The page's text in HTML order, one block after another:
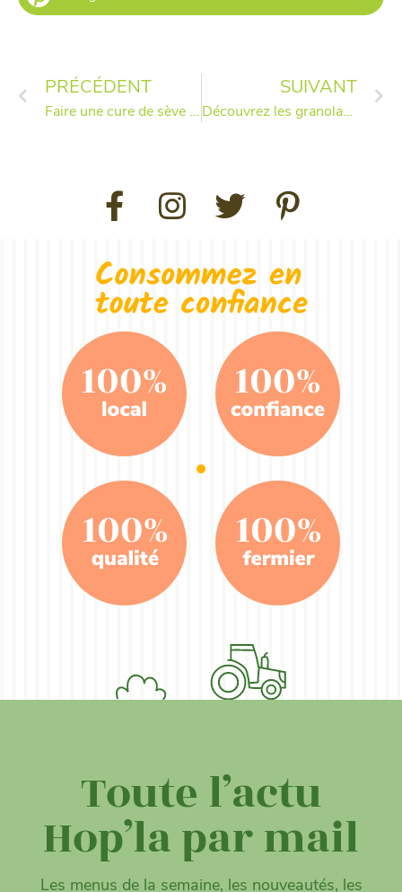
PRÉCÉDENT
Faire une cure de sève de bouleau
SUIVANT
Découvrez les granolas bio de la Ferme des Jardins
Toute l’actu
Hop’la par mail
Les menus de la semaine, les nouveautés, les